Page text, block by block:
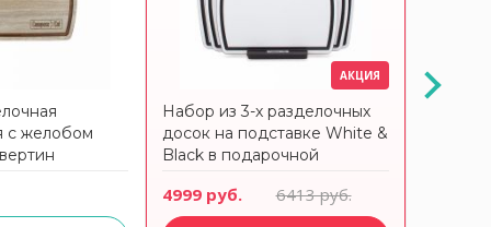
с желобом
АКЦИЯ
Набор из 3-х разделочных
досок на подставке White &
Black в подарочной
материал, Fashion
ComposeEat
4999 руб. 6413 руб.